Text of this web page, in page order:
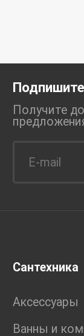
Получите
Сантехника
Аксессуары
Ванны и